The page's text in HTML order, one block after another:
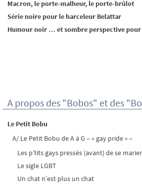
Macron, le porte-malheur, le porte-brûlot
Série noire pour le harceleur Belattar
Humour noir … et sombre perspective pour
A propos des "Bobos" et des
Le Petit Bobu
A/ Le Petit Bobu de A à G – « gay pride » –
Les p’tits gays pressés (avant) de se marier
Le sigle LGBT
Un chat n’est plus un chat